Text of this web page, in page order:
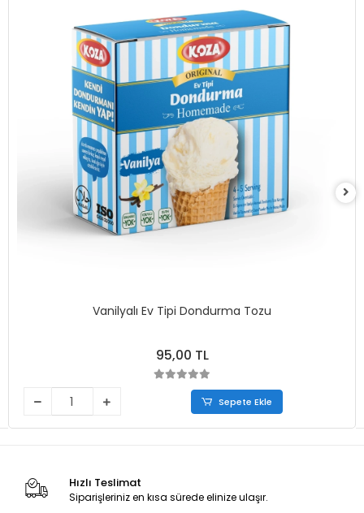
Vanilyalı Ev Tipi Dondurma Tozu
95,00 TL
Sepete Ekle
Hızlı Teslimat
Siparişleriniz en kısa sürede elinize ulaşır.